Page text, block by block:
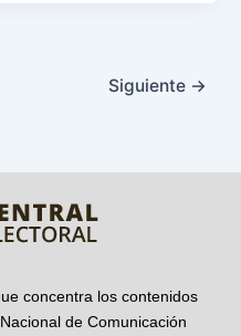
Siguiente →
concentra los contenidos
de Comunicación